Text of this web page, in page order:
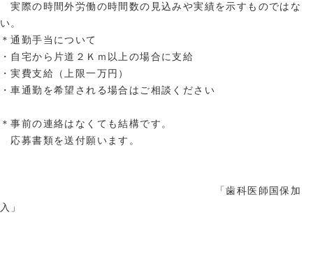
実際の時間外労働の時間数の見込みや実績を示すものではな
い。
＊通勤手当について
・自宅から片道２Ｋｍ以上の場合に支給
・実費支給（上限一万円）
・車通勤を希望される場合はご相談ください
＊事前の連絡はなくても結構です。
応募書類を送付願います。
「歯科医師国保加
入」